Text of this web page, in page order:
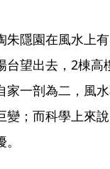
朱隱園在風水上
台望出去，2棟
家一剖為二，風
變；而科學上來